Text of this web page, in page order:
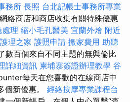
務所 長照 台北記帳士事務所專業
絡商店和商店收集有關特殊優惠
處理 縮小毛孔醫美 宜蘭外燴 附近
理之家 護照申請 搬家費用 助聽
數百個來自不同主題的無與倫比
詳細資訊 柬埔寨簽證辦理教學 谷
每天在您喜歡的在線商店中
個新優惠。 經絡按摩專業課程台